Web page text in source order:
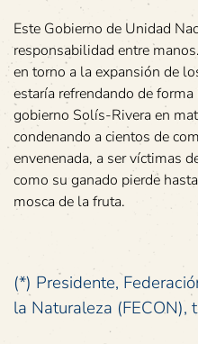
Este Gobierno de Unidad
responsabilidad entre
en torno a la expansión de
estaría refrendando de
gobierno Solís-Rivera en
condenando a cientos de
envenenada, a ser víctimas
como su ganado pierde
mosca de la fruta.
(*) Presidente,
la Naturaleza